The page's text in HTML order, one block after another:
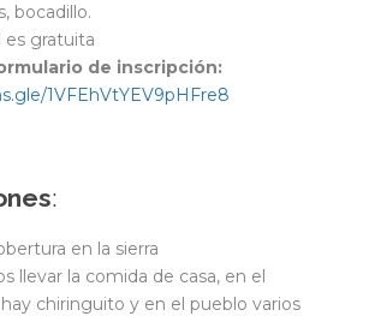
bocadillo.
es gratuita
de inscripción:
1VFEhVtYEV9pHFre8
:
en la sierra
llevar la comida de casa, en el
chiringuito y en el pueblo varios